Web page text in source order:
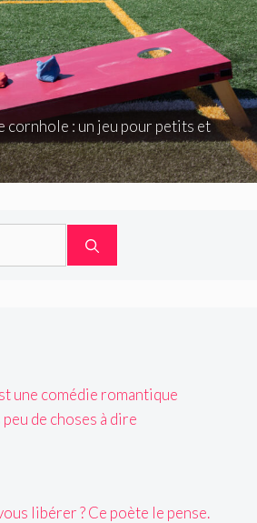
cornhole : un jeu pour petits et
une comédie romantique
de choses à dire
libérer ? Ce poète le pense.